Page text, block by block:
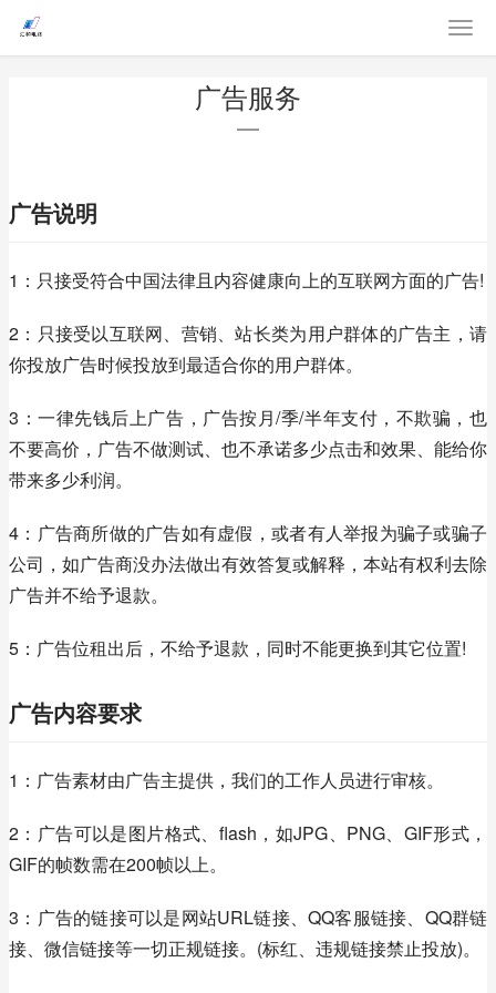
广告服务
广告说明
1：只接受符合中国法律且内容健康向上的互联网方面的广告!
2：只接受以互联网、营销、站长类为用户群体的广告主，请
你投放广告时候投放到最适合你的用户群体。
3：一律先钱后上广告，广告按月/季/半年支付，不欺骗，也
不要高价，广告不做测试、也不承诺多少点击和效果、能给你
带来多少利润。
4：广告商所做的广告如有虚假，或者有人举报为骗子或骗子
公司，如广告商没办法做出有效答复或解释，本站有权利去除
广告并不给予退款。
5：广告位租出后，不给予退款，同时不能更换到其它位置!
广告内容要求
1：广告素材由广告主提供，我们的工作人员进行审核。
2：广告可以是图片格式、flash，如JPG、PNG、GIF形式，
GIF的帧数需在200帧以上。
3：广告的链接可以是网站URL链接、QQ客服链接、QQ群链
接、微信链接等一切正规链接。(标红、违规链接禁止投放)。